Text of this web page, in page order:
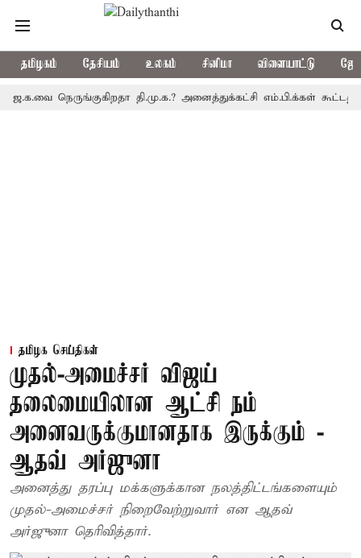
தமிழகம் தேசியம் உலகம் சினிமா விளையாட்டு
நெருங்குகிறதா தி.மு.க.? அனைத்துக்கட்சி எம்.பி.க்கள் கூட்டத்தை
தமிழக செய்திகள்
முதல்-அமைச்சர் விஜய்
தலைமையிலான ஆட்சி நம்
அனைவருக்குமானதாக இருக்கும் -
ஆதவ் அர்ஜுனா
அனைத்து தரப்பு மக்களுக்கான நலத்திட்டங்களையும்
முதல்-அமைச்சர் நிறைவேற்றுவார் என ஆதவ்
அர்ஜுனா தெரிவித்தார்.